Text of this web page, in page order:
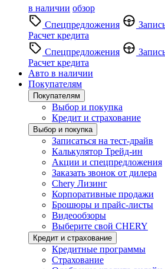
в наличии обзор
Спецпредложения
Расчет кредита
Спецпредложения
Расчет кредита
Авто в наличии
Покупателям
Покупателям
Выбор и покупка
Кредит и страхование
Выбор и покупка
Записаться на тест-драйв
Калькулятор Трейд-ин
Акции и спецпредложения
Заказать звонок от дилера
Chery Лизинг
Корпоративные продажи
Брошюры и прайс-листы
Видеообзоры
Выберите свой CHERY
Кредит и страхование
Кредитные программы
Страхование